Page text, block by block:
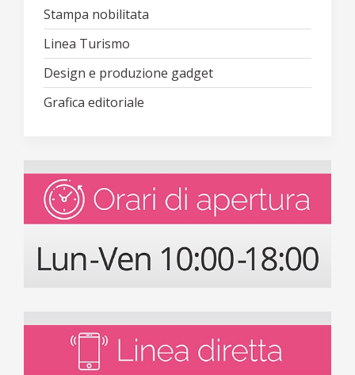
Stampa nobilitata
Linea Turismo
Design e produzione gadget
Grafica editoriale